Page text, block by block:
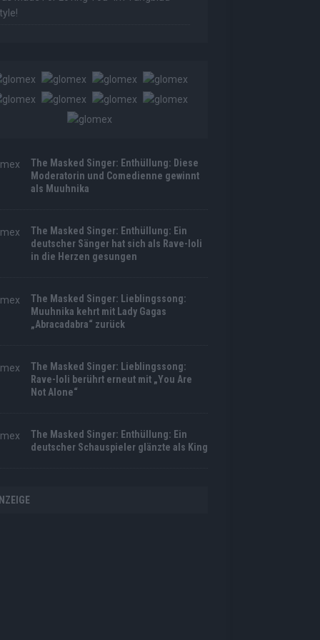
The Masked Singer: Enthüllung: Diese
Moderatorin und Comedienne gewinnt
als Muuhnika
The Masked Singer: Enthüllung: Ein
deutscher Sänger hat sich als Rave-Ioli
in die Herzen gesungen
The Masked Singer: Lieblingssong:
Muuhnika kehrt mit Lady Gagas
„Abracadabra“ zurück
The Masked Singer: Lieblingssong:
Rave-Ioli berührt erneut mit „You Are
Not Alone“
The Masked Singer: Enthüllung: Ein
deutscher Schauspieler glänzte als King